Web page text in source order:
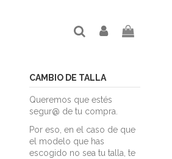
CAMBIO DE TALLA
Queremos que estés
segur@ de tu compra.
Por eso, en el caso de que
el modelo que has
escogido no sea tu talla, te